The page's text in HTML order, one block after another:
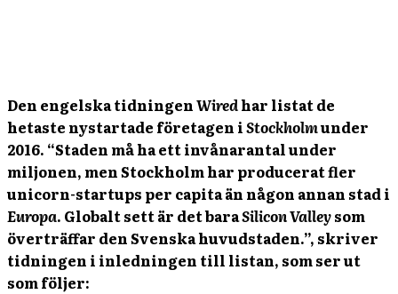
Den engelska tidningenWiredhar listat de
hetaste nystartade företagen iStockholmunder
2016. “Staden må ha ett invånarantal under
miljonen, men Stockholm har producerat fler
unicorn-startups per capita än någon annan stad i
Europa. Globalt sett är det baraSilicon Valleysom
överträffar den Svenska huvudstaden.”, skriver
tidningen i inledningen till listan, som ser ut
som följer: